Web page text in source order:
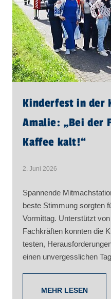
Kinderfest in der
Amalie: „Bei der
Kaffee kalt!“
2. Juni 2026
Spannende
beste Stimmung sorgten
Vormittag. Unterstützt
Fachkräften konnten die
testen,
einen unvergesslichen
MEHR LESEN